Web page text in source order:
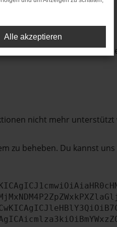
in einem anderen
nicht mehr unterstützt
zu beheben. Du kannst uns
Alle akzeptieren